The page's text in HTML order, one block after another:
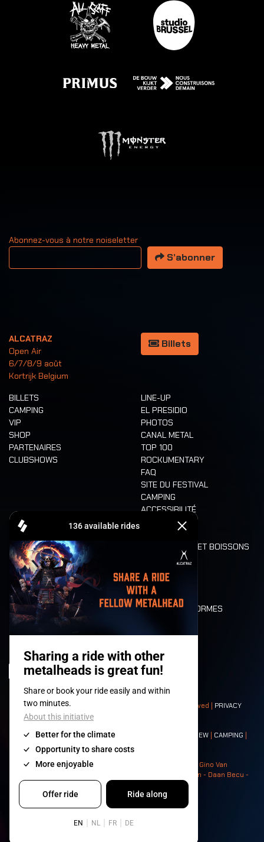
Abonnez-vous à notre noiseletter
Votre adresse email
S’abonner
ALCATRAZ
Open Air
6/7/8/9 août
Kortrijk Belgium
Billets
BILLETS
CAMPING
VIP
SHOP
PARTENAIRES
CLUBSHOWS
LINE-UP
EL PRESIDIO
PHOTOS
CANAL METAL
TOP 100
ROCKUMENTARY
FAQ
SITE DU FESTIVAL
CAMPING
ACCESSIBILITÉ
CASHLESS
ALIMENTATION ET BOISSONS
LONE WOLVES
PLAN
DEATH RIDE
VALEURS ET NORMES
HISTOIRE
© 2008-2026- Apache Productions VZW – All rights reserved | PRIVACY
POLICY|CONDITIONS GÉNÉRALES
Contact:GENERAL| PARTNERSHIPS CREW CAMPING
| NEIGHBOURS
Photos: Ann Kermans - Hans Van Hoof - Eliaz Bruggeman - Gino Van
Lancker - Tim Tronckoe - Elsie Roymans - Stijn Verbruggen - Daan Becu -
Claus Christa - Devid Camerlynck